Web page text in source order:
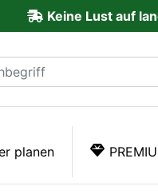
Keine Lust auf
planen